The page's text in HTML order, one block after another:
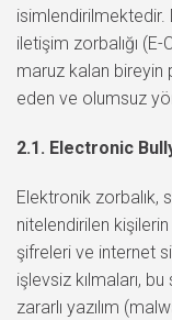
iletişim zorbalığı
maruz kalan bireyin
eden ve olumsuz
2.1. Electronic
Elektronik zorbalık,
nitelendirilen
şifreleri ve internet
işlevsiz kılmaları,
zararlı yazılım